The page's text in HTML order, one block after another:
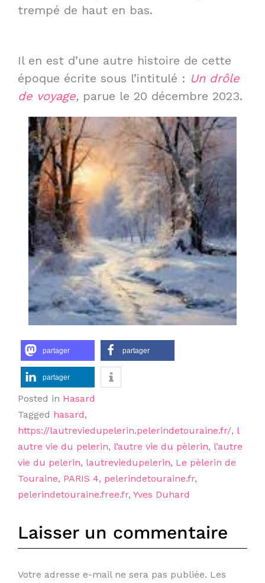
trempé de haut en bas.
Il en est d’une autre histoire de cette
époque écrite sous l’intitulé : Un drôle
de voyage, parue le 20 décembre 2023.
partager partager
partager
Posted in Hasard
Tagged hasard,
https://lautreviedupelerin.pelerindetouraine.fr/, l
autre vie du pelerin, l’autre vie du pèlerin, l’autre
vie du pelerin, lautreviedupelerin, Le pèlerin de
Touraine, PARIS 4, pelerindetouraine.fr,
pelerindetouraine.free.fr, Yves Duhard
Laisser un commentaire
Votre adresse e-mail ne sera pas publiée. Les